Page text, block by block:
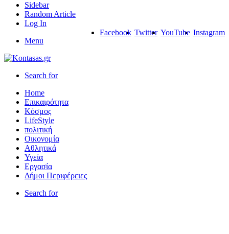
Sidebar
Random Article
Log In
Instagram
YouTube
Twitter
Facebook
Menu
Search for
Home
Επικαιρότητα
Κόσμος
LifeStyle
πολιτική
Οικονομία
Αθλητικά
Υγεία
Εργασία
Δήμοι Περιφέρειες
Search for